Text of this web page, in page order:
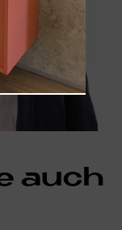
auch